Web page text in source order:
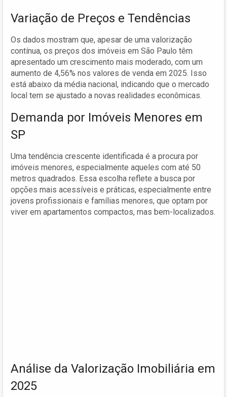
Variação de Preços e Tendências
Os dados mostram que, apesar de uma valorização
contínua, os preços dos imóveis em São Paulo têm
apresentado um crescimento mais moderado, com um
aumento de 4,56% nos valores de venda em 2025. Isso
está abaixo da média nacional, indicando que o mercado
local tem se ajustado a novas realidades econômicas.
Demanda por Imóveis Menores em
SP
Uma tendência crescente identificada é a procura por
imóveis menores, especialmente aqueles com até 50
metros quadrados. Essa escolha reflete a busca por
opções mais acessíveis e práticas, especialmente entre
jovens profissionais e famílias menores, que optam por
viver em apartamentos compactos, mas bem-localizados.
Análise da Valorização Imobiliária em
2025